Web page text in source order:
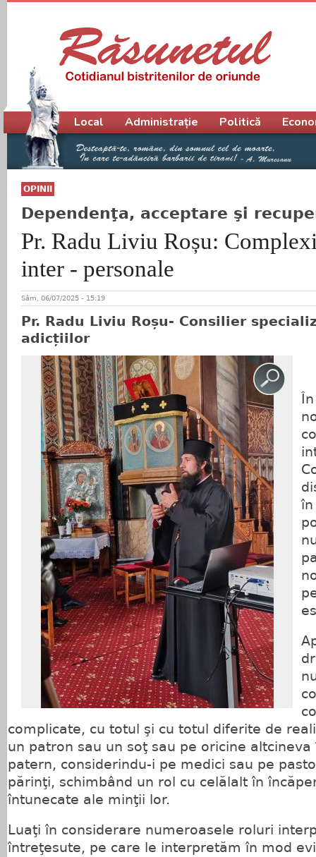
OPINII
Dependenţa, acceptare şi
Pr. Radu Liviu Roșu:
inter - personale
Sâm, 06/07/2025 - 15:19
Pr. Radu Liviu Roșu- Consilier
adicțiilor
în
complicate, cu totul şi cu totul diferite de
un patron sau un soţ sau pe oricine
patern, considerindu-i pe medici sau pe
părinţi, schimbând un rol cu celălalt în
întunecate ale minţii lor.
Luaţi în considerare numeroasele roluri
întreţesute, pe care le interpretăm în mod
Meniu principal
Local Administrație Politică